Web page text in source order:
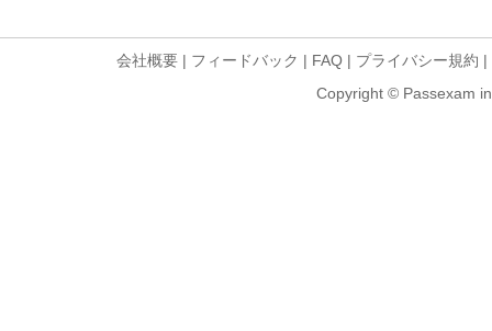
会社概要 | フィードバック | FAQ | プライバシー規約 |
Copyright © Passexam